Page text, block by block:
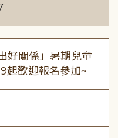
好關係」暑期兒童
起歡迎報名參加~